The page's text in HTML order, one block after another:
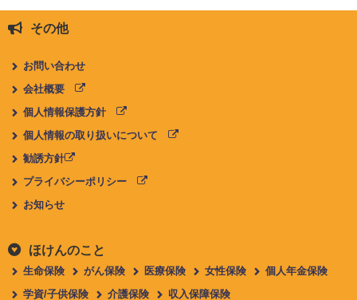
その他
お問い合わせ
会社概要
個人情報保護方針
個人情報の取り扱いについて
勧誘方針
プライバシーポリシー
お知らせ
ほけんのこと
生命保険 がん保険 医療保険 女性保険 個人年金保険
学資/子供保険 介護保険 収入保障保険